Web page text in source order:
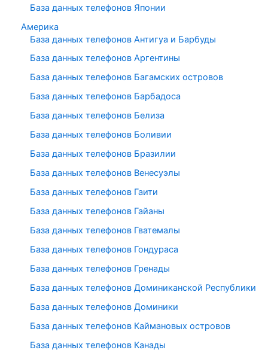
База данных телефонов Японии
Америка
База данных телефонов Антигуа и Барбуды
База данных телефонов Аргентины
База данных телефонов Багамских островов
База данных телефонов Барбадоса
База данных телефонов Белиза
База данных телефонов Боливии
База данных телефонов Бразилии
База данных телефонов Венесуэлы
База данных телефонов Гаити
База данных телефонов Гайаны
База данных телефонов Гватемалы
База данных телефонов Гондураса
База данных телефонов Гренады
База данных телефонов Доминиканской Республики
База данных телефонов Доминики
База данных телефонов Каймановых островов
База данных телефонов Канады